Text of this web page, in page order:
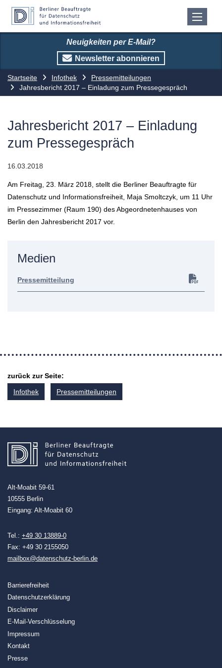
Neuigkeiten per E-Mail?
Newsletter abonnieren
Startseite Infothek
Pressemitteilungen
Jahresbericht 2017 – Einladung zum Pressegespräch
Jahresbericht 2017 – Einladung
zum Pressegespräch
16.03.2018
Am Freitag, 23. März 2018, stellt die Berliner Beauftragte für
Datenschutz und Informationsfreiheit, Maja Smoltczyk, um 11 Uhr
im Pressezimmer (Raum 190) des Abgeordnetenhauses von
Berlin den Jahresbericht 2017 vor.
Medien
Pressemitteilung
zurück zur Seite:
Infothek
Pressemitteilungen
Alt-Moabit 59-61
10555 Berlin
Eingang: Alt-Moabit 60
Tel.: +49 30 13889-0
Fax: +49 30 2155050
mailbox@datenschutz-berlin.de
Barrierefreiheit
Datenschutzerklärung
Disclaimer
E-Mail-Verschlüsselung
Impressum
Kontakt
Presse